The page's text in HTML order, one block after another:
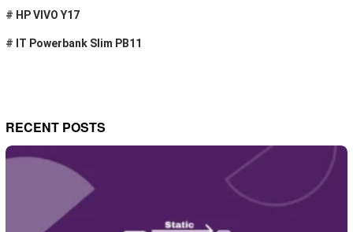
# HP VIVO Y17
# IT Powerbank Slim PB11
RECENT POSTS